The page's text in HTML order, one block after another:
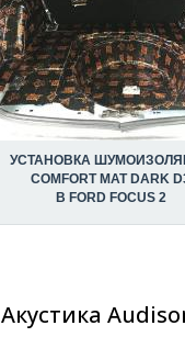
УСТАНОВКА
COMFORT MAT DARK
В FORD FOCUS 2
Акустика